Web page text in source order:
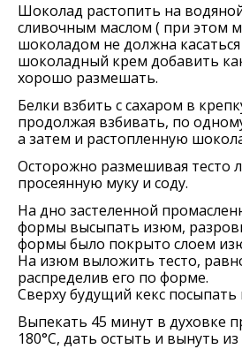
Шоколад растопить на
сливочным маслом ( при этом
шоколадом не должна
шоколадный крем добавить
хорошо размешать.
Белки взбить с сахаром в
продолжая взбивать, по
а затем и растопленную
Осторожно размешивая тесто
просеянную муку и соду.
На дно застеленной
формы высыпать изюм,
формы было покрыто слоем
На изюм выложить тесто,
распределив его по форме.
Сверху будущий кекс
Выпекать 45 минут в духовке
180°C, дать остыть и вынуть